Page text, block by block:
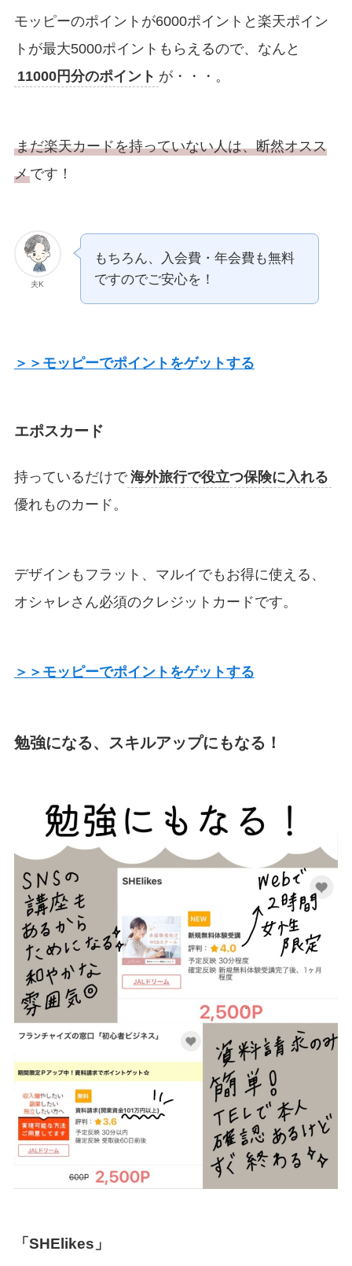
モッピーのポイントが6000ポイントと楽天ポイン
トが最大5000ポイントもらえるので、なんと
11000円分のポイント が・・・。
まだ楽天カードを持っていない人は、断然オスス
メです！
夫K
もちろん、入会費・年会費も無料
ですのでご安心を！
＞＞モッピーでポイントをゲットする
エポスカード
持っているだけで 海外旅行で役立つ保険に入れる
優れものカード。
デザインもフラット、マルイでもお得に使える、
オシャレさん必須のクレジットカードです。
＞＞モッピーでポイントをゲットする
勉強になる、スキルアップにもなる！
「SHElikes」